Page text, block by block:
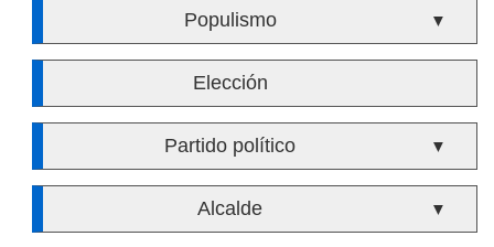
Populismo ▼
Elección
Partido político ▼
Alcalde ▼